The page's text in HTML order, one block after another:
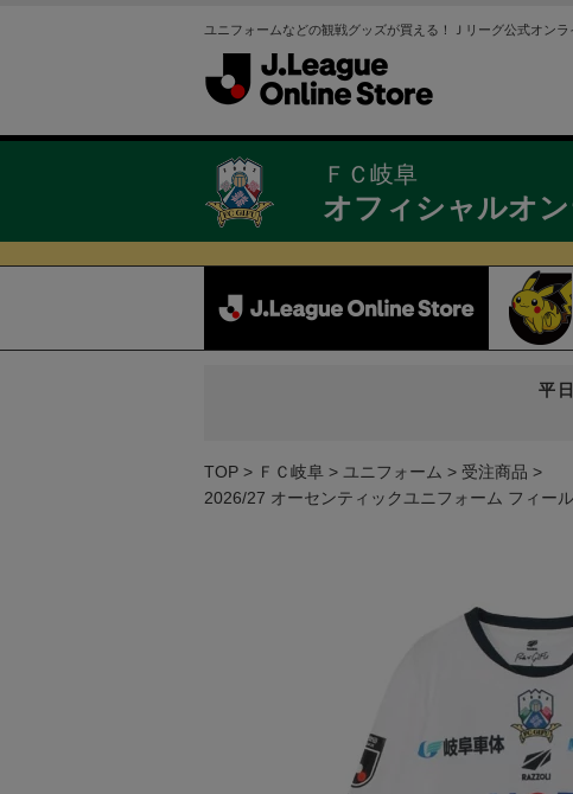
ユニフォームなどの観戦グッズが買える！Ｊリーグ公式オンラ
ＦＣ岐阜
オフィシャルオ
平
TOP ＦＣ岐阜 ユニフォーム
受注商品
2026/27 オーセンティックユニフォーム フィー